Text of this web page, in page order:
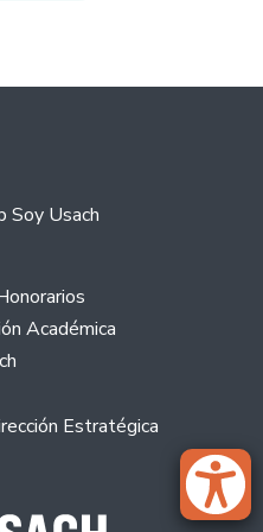
Soy Usach
Académica
Estratégica